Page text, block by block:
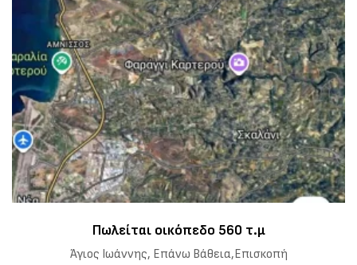
Πωλείται οικόπεδο 560 τ.μ
Άγιος Ιωάννης, Επάνω Βάθεια,Επισκοπή